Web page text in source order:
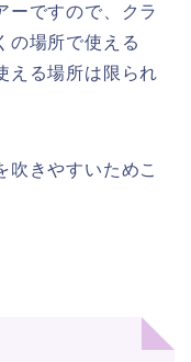
ーですので、クラ
の場所で使える
える場所は限られ
吹きやすいためこ